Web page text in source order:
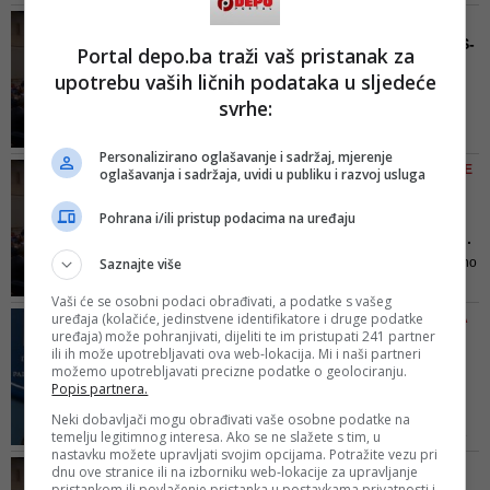
da je račun bio 700.000 KM''
SNSD neće glasati za SDS-
ovu deklaraciju o
Dejtons...
spomenuo OHR i visokog
predstavnika u BiH, s čijim
EPILOG DANAŠNJE SJEDNICE
Usvojeni zaključci NSRS:
Ovo je najdirektnije krše...
Usvajanjem zaključaka okončano
POSEBNA SJEDNICA NSRS-A
U TOKU
Dodik: Da li ste čuli
doveo...
Ovo je najžešći udar na BiH i ne
smijemo ga propustiti. Kako ćemo
se ponašati kad neko dođe i kaže
BOŠNJACI TVRDE DA JE
Portal depo.ba traži vaš pristanak za
upotrebu vaših ličnih podataka u sljedeće
svrhe:
Personalizirano oglašavanje i sadržaj, mjerenje
oglašavanja i sadržaja, uvidi u publiku i razvoj usluga
Pohrana i/ili pristup podacima na uređaju
Saznajte više
Vaši će se osobni podaci obrađivati, a podatke s vašeg
uređaja (kolačiće, jedinstvene identifikatore i druge podatke
uređaja) može pohranjivati, dijeliti te im pristupati 241 partner
ili ih može upotrebljavati ova web-lokacija. Mi i naši partneri
možemo upotrebljavati precizne podatke o geolociranju.
Popis partnera.
Neki dobavljači mogu obrađivati vaše osobne podatke na
temelju legitimnog interesa. Ako se ne slažete s tim, u
nastavku možete upravljati svojim opcijama. Potražite vezu pri
dnu ove stranice ili na izborniku web-lokacije za upravljanje